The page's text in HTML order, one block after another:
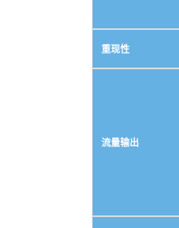
重现性
流量输出